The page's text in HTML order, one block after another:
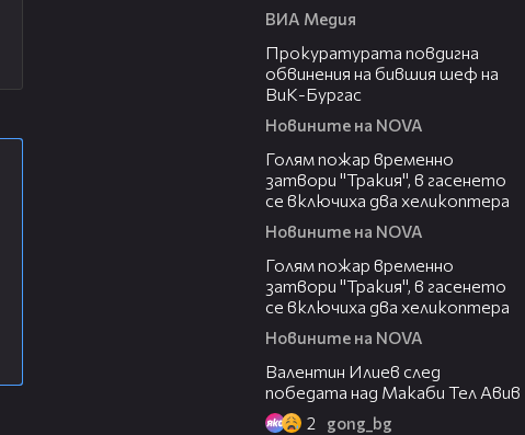
ВИА Медия
Прокуратурата повдигна
обвинения на бившия шеф на
ВиК-Бургас
Новините на NOVA
Голям пожар временно
затвори "Тракия", в гасенето
се включиха два хеликоптера
Новините на NOVA
Голям пожар временно
затвори "Тракия", в гасенето
се включиха два хеликоптера
Новините на NOVA
Валентин Илиев след
победата над Макаби Тел Авив
2 gong_bg